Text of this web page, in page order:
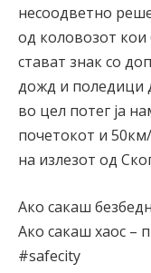
несоодветно
од коловозот
стават знак со
дожд и поледици
во цел потег ја
почетокот и
на излезот од
Ако сакаш
Ако сакаш хаос –
#safecity